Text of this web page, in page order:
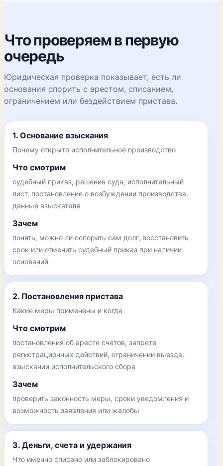
Что проверяем в первую
очередь
Юридическая проверка показывает, есть ли
основания спорить с арестом, списанием,
ограничением или бездействием пристава.
1. Основание взыскания
Почему открыто исполнительное производство
Что смотрим
судебный приказ, решение суда, исполнительный
лист, постановление о возбуждении производства,
данные взыскателя
Зачем
понять, можно ли оспорить сам долг, восстановить
срок или отменить судебный приказ при наличии
оснований
2. Постановления пристава
Какие меры применены и когда
Что смотрим
постановления об аресте счетов, запрете
регистрационных действий, ограничении выезда,
взыскании исполнительского сбора
Зачем
проверить законность меры, сроки уведомления и
возможность заявления или жалобы
3. Деньги, счета и удержания
Что именно списано или заблокировано